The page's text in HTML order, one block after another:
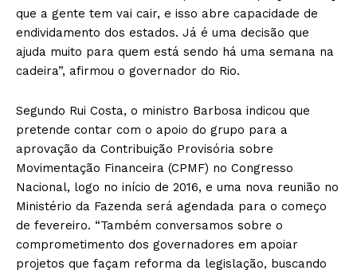
que a gente tem vai cair, e isso abre capacidade de
endividamento dos estados. Já é uma decisão que
ajuda muito para quem está sendo há uma semana na
cadeira”, afirmou o governador do Rio.
Segundo Rui Costa, o ministro Barbosa indicou que
pretende contar com o apoio do grupo para a
aprovação da Contribuição Provisória sobre
Movimentação Financeira (CPMF) no Congresso
Nacional, logo no início de 2016, e uma nova reunião no
Ministério da Fazenda será agendada para o começo
de fevereiro. “Também conversamos sobre o
comprometimento dos governadores em apoiar
projetos que façam reforma da legislação, buscando